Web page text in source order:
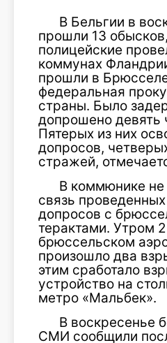
В Бельгии в
прошли 13
полицейские
коммунах
прошли в
федеральная
страны. Было
допрошено девять
Пятерых из них
допросов,
стражей,
В коммюнике не
связь
допросов с
терактами. Утром
брюссельском
произошло два
этим сработало
устройство на
метро «Мальбек».
В воскресенье
СМИ сообщили